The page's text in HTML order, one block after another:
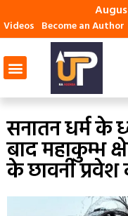
Videos Become an Author
सनातन धर्म के
बाद महाकुम्भ
के छावनी